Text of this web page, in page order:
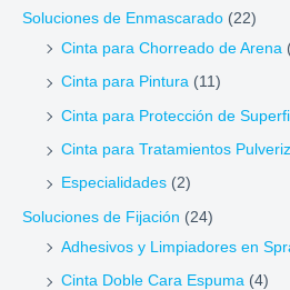
Soluciones de Enmascarado (22)
Cinta para Chorreado de Arena
Cinta para Pintura (11)
Cinta para Protección de
Cinta para Tratamientos
Especialidades (2)
Soluciones de Fijación (24)
Adhesivos y Limpiadores en
Cinta Doble Cara Espuma (4)